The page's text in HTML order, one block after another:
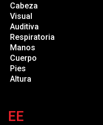
Cabeza
Visual
Auditiva
Respiratoria
Manos
Cuerpo
Pies
Altura
EE